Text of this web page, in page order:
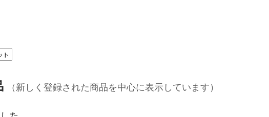
ト
（新しく登録された商品を中心に表示しています）